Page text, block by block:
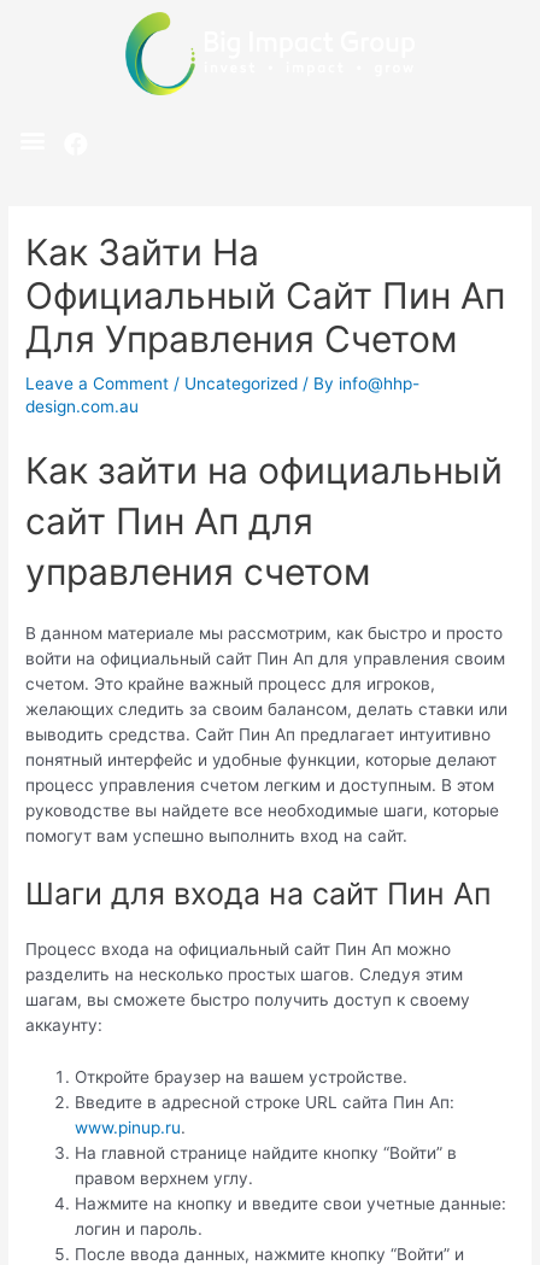
Как Зайти На
Официальный Сайт Пин Ап
Для Управления Счетом
Leave a Comment / Uncategorized / By info@hhp-
design.com.au
Как зайти на официальный
сайт Пин Ап для
управления счетом
В данном материале мы рассмотрим, как быстро и просто
войти на официальный сайт Пин Ап для управления своим
счетом. Это крайне важный процесс для игроков,
желающих следить за своим балансом, делать ставки или
выводить средства. Сайт Пин Ап предлагает интуитивно
понятный интерфейс и удобные функции, которые делают
процесс управления счетом легким и доступным. В этом
руководстве вы найдете все необходимые шаги, которые
помогут вам успешно выполнить вход на сайт.
Шаги для входа на сайт Пин Ап
Процесс входа на официальный сайт Пин Ап можно
разделить на несколько простых шагов. Следуя этим
шагам, вы сможете быстро получить доступ к своему
аккаунту:
Откройте браузер на вашем устройстве.
Введите в адресной строке URL сайта Пин Ап:
www.pinup.ru.
На главной странице найдите кнопку “Войти” в
правом верхнем углу.
Нажмите на кнопку и введите свои учетные данные:
логин и пароль.
После ввода данных, нажмите кнопку “Войти” и